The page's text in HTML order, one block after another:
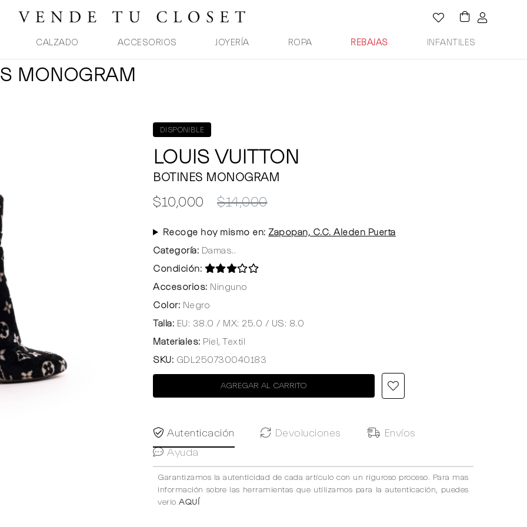
CALZADO ACCESORIOS JOYERÍA ROPA REBAJAS INFANTILES
MONOGRAM
DISPONIBLE
LOUIS VUITTON
BOTINES MONOGRAM
$10,000 $14,000
Recoge hoy mismo en: Zapopan, C.C. Aleden Puerta
Categoría: Damas..
Condición:
Accesorios: Ninguno
Color: Negro
Talla: EU: 38.0 / MX: 25.0 / US: 8.0
Materiales: Piel, Textil
SKU: GDL250730040183
AGREGAR AL CARRITO
Autenticación Devoluciones
Envíos
Ayuda
Garantizamos la autenticidad de cada artículo con un riguroso proceso. Para mas
información sobre las herramientas que utilizamos para la autenticación, puedes
verlo AQUÍ